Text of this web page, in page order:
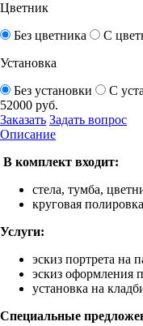
Цветник
Без цветника
С
Установка
Без установки
С
52000 руб.
Заказать Задать вопрос
Описание
В комплект входит:
стела, тумба,
круговая полировка
Услуги:
эскиз портрета на
эскиз оформления
установка на
Специальные